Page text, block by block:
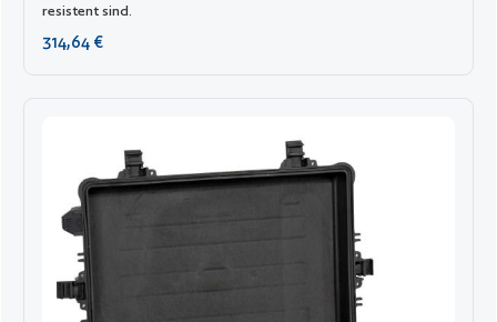
resistent sind.
Regulärer Preis:
314,64 €